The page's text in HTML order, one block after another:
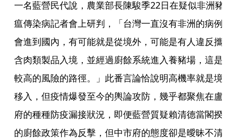
一名藍營民代說，農業部長陳駿季22日在疑似非洲豬
瘟傳染病記者會上研判，「台灣一直沒有非洲的病例
會進到國內，有可能就是從境外，可能是有人違反攜
含肉類製品入境，並經過廚餘系統進入養豬場，這是
較高的風險的路徑。」此番言論恰說明高機率就是境
移入，但疫情爆發至今的輿論攻防，幾乎都聚焦在盧
府的種種防疫漏接狀況，即便藍營質疑賴清德當閣揆
的廚餘政策作為反擊，但中市府的態度卻是曖昧不清